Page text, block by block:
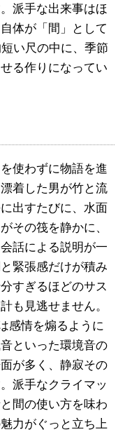
派手な出来事はほ
体が「間」として
い尺の中に、季節
る作りになってい
使わずに物語を進
着した男が竹と流
出すたびに、水面
その筏を静かに、
話による説明が一
緊張感だけが積み
すぎるほどのサス
も見逃せません。
感情を煽るように
といった環境音の
が多く、静寂その
派手なクライマッ
間の使い方を味わ
力がぐっと立ち上